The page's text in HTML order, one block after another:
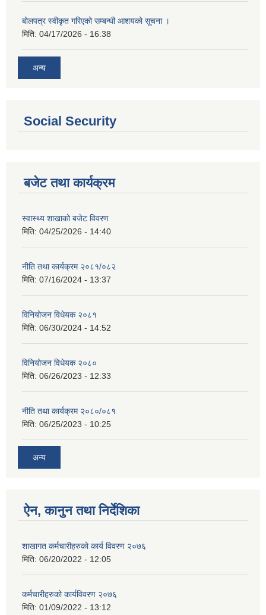
बोलपत्र स्वीकृत गरिएको सम्बन्धी आशयको सूचना ।
मिति: 04/17/2026 - 16:38
अन्य
Social Security
बजेट तथा कार्यक्रम
स्वास्थ्य शाखाको बजेट विवरण
मिति: 04/25/2026 - 14:40
नीति तथा कार्यक्रम २०८१/०८२
मिति: 07/16/2024 - 13:37
विनियोजन विधेयक २०८१
मिति: 06/30/2024 - 14:52
विनियोजन विधेयक २०८०
मिति: 06/26/2023 - 12:33
नीति तथा कार्यक्रम २०८०/०८१
मिति: 06/25/2023 - 10:25
अन्य
ऐन, कानुन तथा निर्देशिका
शाखागत कर्मचारीहरुको कार्य विवरण २०७६
मिति: 06/20/2022 - 12:05
कर्मचारीहरुको कार्यविवरण २०७६
मिति: 01/09/2022 - 13:12